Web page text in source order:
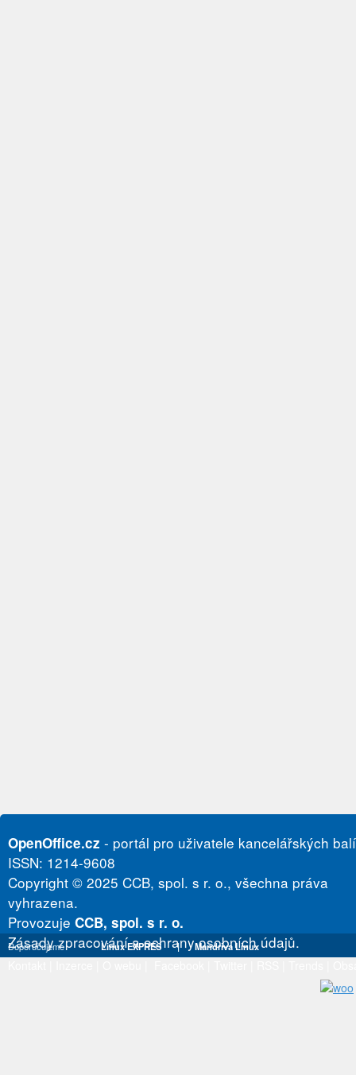
OpenOffice.cz - portál pro uživatele kancelářských
ISSN: 1214-9608
Copyright © 2025 CCB, spol. s r. o., všechna práva
vyhrazena.
Provozuje CCB, spol. s r. o.
Zásady zpracování a ochrany osobních údajů.
Doporučujeme Linux EXPRES | Mandriva Linux